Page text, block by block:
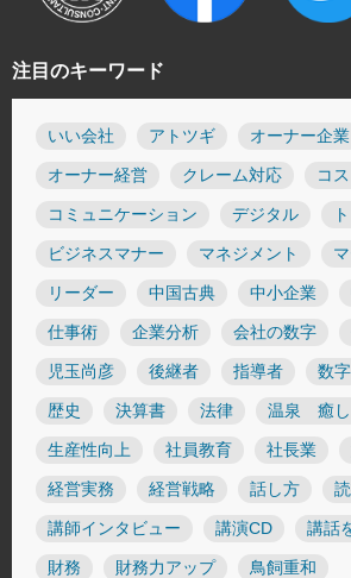
注目のキーワード
いい会社 アトツギ オーナー企業
オーナー経営 クレーム対応 コス
コミュニケーション デジタル
ビジネスマナー マネジメント
リーダー 中国古典 中小企業
仕事術 企業分析 会社の数字
児玉尚彦 後継者 指導者 数字
歴史 決算書 法律 温泉 癒し
生産性向上 社員教育 社長業
経営実務 経営戦略 話し方
講師インタビュー 講演CD 講話
財務 財務力アップ 鳥飼重和